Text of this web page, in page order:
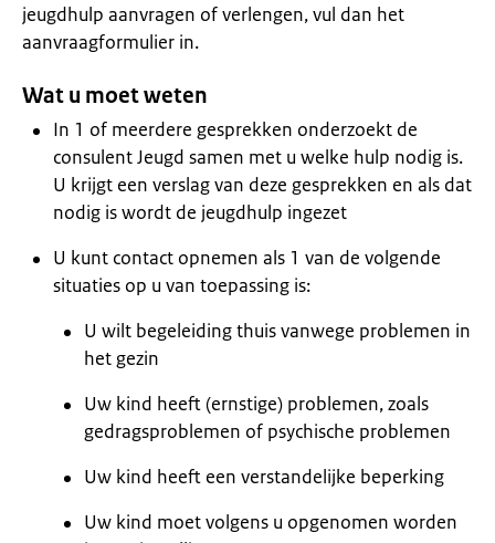
jeugdhulp aanvragen of verlengen, vul dan het
aanvraagformulier in.
Wat u moet weten
In 1 of meerdere gesprekken onderzoekt de
consulent Jeugd samen met u welke hulp nodig is.
U krijgt een verslag van deze gesprekken en als dat
nodig is wordt de jeugdhulp ingezet
U kunt contact opnemen als 1 van de volgende
situaties op u van toepassing is:
U wilt begeleiding thuis vanwege problemen in
het gezin
Uw kind heeft (ernstige) problemen, zoals
gedragsproblemen of psychische problemen
Uw kind heeft een verstandelijke beperking
Uw kind moet volgens u opgenomen worden